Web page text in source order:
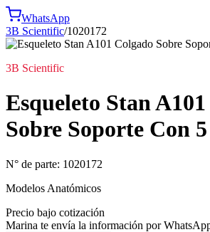
WhatsApp
3B Scientific/1020172
3B Scientific
Esqueleto Stan
Sobre Soporte Con
N° de parte: 1020172
Modelos Anatómicos
Precio bajo cotización
Marina te envía la información por